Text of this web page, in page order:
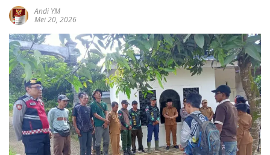
Andi YM
Mei 20, 2026